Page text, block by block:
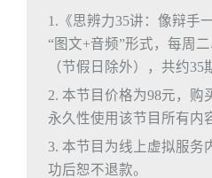
1.《思辨力35讲：像辩手
“图文+音频”形式，每周
（节假日除外），共约35
2. 本节目价格为98元，购
永久性使用该节目所有内
3. 本节目为线上虚拟服务
功后恕不退款。